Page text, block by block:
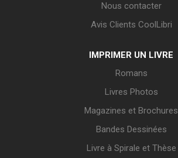
Nous contacter
Avis Clients CoolLibri
IMPRIMER UN LIVRE
Romans
Livres Photos
Magazines et Brochures
Bandes Dessinées
Livre à Spirale et Thèse